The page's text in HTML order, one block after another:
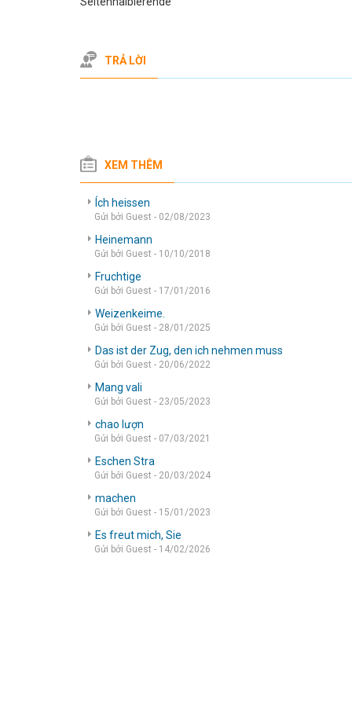
TRẢ LỜI
XEM THÊM
Ích heissen
Gửi bởi Guest - 02/08/2023
Heinemann
Gửi bởi Guest - 10/10/2018
Fruchtige
Gửi bởi Guest - 17/01/2016
Weizenkeime.
Gửi bởi Guest - 28/01/2025
Das ist der Zug, den ich nehmen muss
Gửi bởi Guest - 20/06/2022
Mang vali
Gửi bởi Guest - 23/05/2023
chao lượn
Gửi bởi Guest - 07/03/2021
Eschen Stra
Gửi bởi Guest - 20/03/2024
machen
Gửi bởi Guest - 15/01/2023
Es freut mich, Sie
Gửi bởi Guest - 14/02/2026